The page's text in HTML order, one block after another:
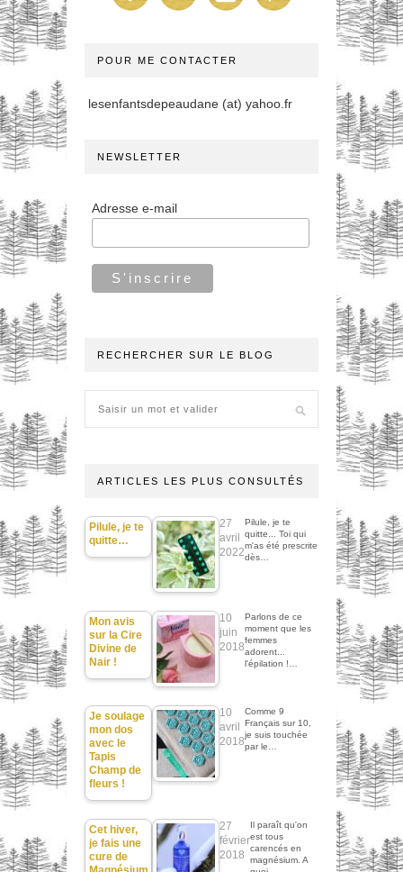
POUR ME CONTACTER
lesenfantsdepeaudane (at) yahoo.fr
NEWSLETTER
Adresse e-mail
RECHERCHER SUR LE BLOG
ARTICLES LES PLUS CONSULTÉS
Pilule, je te
quitte…
27
avril
2022
Pilule, je te
quitte... Toi qui
m'as été prescrite
dès…
Mon avis
sur la Cire
Divine de
Nair !
10
juin
2018
Parlons de ce
moment que les
femmes
adorent...
l'épilation !…
Je soulage
mon dos
avec le
Tapis
Champ de
fleurs !
10
avril
2018
Comme 9
Français sur 10,
je suis touchée
par le…
Cet hiver,
je fais une
cure de
27
février
2018
Il paraît qu'on
est tous
carencés en
magnésium. A